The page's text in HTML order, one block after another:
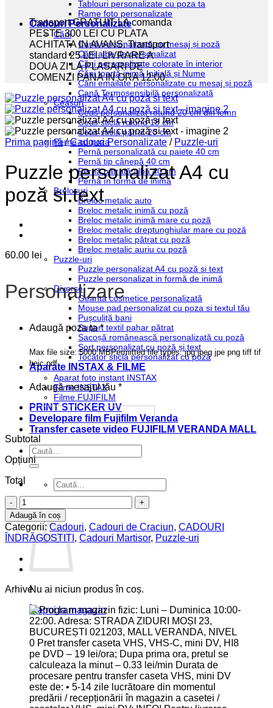
Tablouri personalizate cu poza ta
Rame foto personalizate
Cadouri Personalizate
Căni
Cană personalizată cu mesaj și poză
Căni albe de personalizat
Căni personalizate colorate în interior
Căni toartă inimă Inițială și Nume
Căni emailate personalizate cu mesaj și poză
Cană Termosensibilă personalizată
Ceasuri
Ceas personalizat rotund 20 cm din lemn
Ceas sticlă rotund 18 cm
Ceas sticlă pătrat 20 cm
Perne cu poza
Pernă personalizată cu paiete 40 cm
Pernă tip cânepă 40 cm
Pernă pătrată albă 40 cm
Pernă în formă de inimă
Brelocuri
Breloc metalic auto
Breloc metalic inimă cu poză
Breloc metalic inimă mare cu poză
Breloc metalic dreptunghiular mare cu poză
Breloc metalic pătrat cu poză
Breloc metalic auriu cu poză
Puzzle-uri
Puzzle personalizat A4 cu poză si text
Puzzle personalizat in formă de inimă
Diverse
Geantă cosmetice personalizată
Mouse pad personalizat cu poza si textul tău
Pușculiță bani
Suport textil pahar pătrat
Sacoșă românească personalizată cu poză
Șort personalizat cu poză și text
Tocător sticlă personalizat cu poză
Aparate INSTAX & FILME
Aparat foto instant INSTAX
Filme INSTAX
Filme FUJIFILM
PRINT STICKER UV
Developare film Fujifilm Veranda
Transfer casete video FUJIFILM VERANDA MALL
Caută
după:
Caută
după:
0
Coș
Nu ai niciun produs în coș.
Înapoi la magazin
Transport GRATUIT LA comanda
PESTE 300 LEI CU PLATA
ACHITATA IN AVANS. Transport
standard 25 LEI. LIVRARE A
DOUA ZI LA PLASARI DE
COMENZI PANA IN ORA 12:00
Prima pagină / Cadouri Personalizate / Puzzle-uri
Puzzle personalizat A4 cu
poză si text
60.00 lei
Personalizare
Adaugă poza ta*
Max file size: 5000 MBPermitted file types: jpg jpeg jpe png tiff tif
heic pdf
Adaugă mesajul tău *
Subtotal
Opțiuni
Total
Cantitate
Puzzle
personalizat
A4
cu
poză
si
Adaugă în coș
Categorii:Cadouri, Cadouri de Craciun, CADOURI
ÎNDRĂGOSTIȚI , Cadouri Martisor, Puzzle-uri
Arhive